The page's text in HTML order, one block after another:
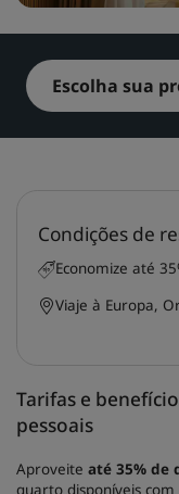
Park Plaza
Prize by Radisson
Marcas afiliadas
Hotéis no centro
Escolha sua
Tarifas e
pessoais
Aproveite até 35% de
quarto disponíveis
Condições de
Economize até
Viaje à Europa,